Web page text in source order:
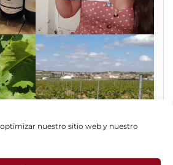
nuestro sitio web y nuestro